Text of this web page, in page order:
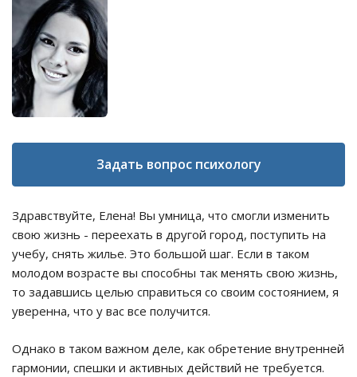
Задать вопрос психологу
Здравствуйте, Елена! Вы умница, что смогли изменить
свою жизнь - переехать в другой город, поступить на
учебу, снять жилье. Это большой шаг. Если в таком
молодом возрасте вы способны так менять свою жизнь,
то задавшись целью справиться со своим состоянием, я
уверенна, что у вас все получится.
Однако в таком важном деле, как обретение внутренней
гармонии, спешки и активных действий не требуется.